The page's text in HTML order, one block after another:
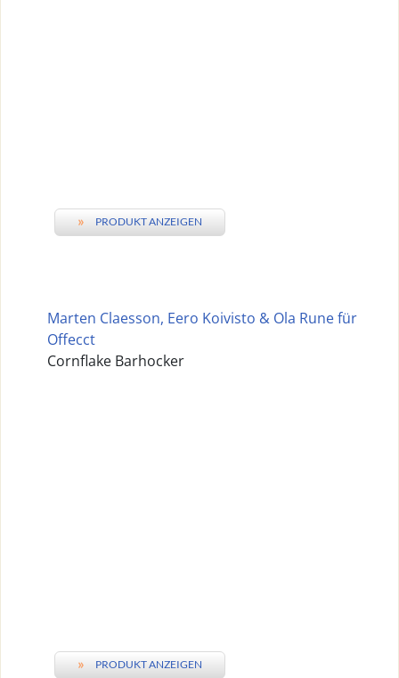
» PRODUKT ANZEIGEN
Marten Claesson, Eero Koivisto & Ola Rune für
Offecct
Cornflake Barhocker
» PRODUKT ANZEIGEN